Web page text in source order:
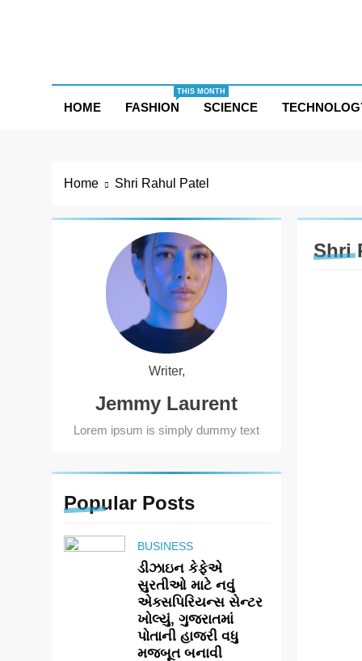
HOME FASHION
THIS MONTH
SCIENCE
Home Shri Rahul Patel
Writer,
Jemmy Laurent
Lorem ipsum is simply dummy text
Popular Posts
BUSINESS
ડીઝાઇન કેફેએ
સુરતીઓ માટે નવું
એક્સપિરિયન્સ સેન્ટર
ખોલ્યું, ગુજરાતમાં
પોતાની હાજરી વધુ
મજબૂત બનાવી
Shri